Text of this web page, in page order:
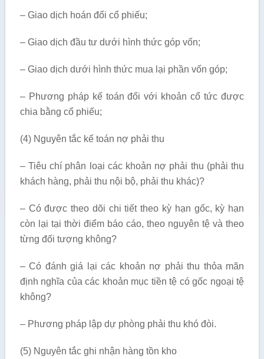
– Giao dịch hoán đổi cổ phiếu;
– Giao dịch đầu tư dưới hình thức góp vốn;
– Giao dịch dưới hình thức mua lại phần vốn góp;
– Phương pháp kế toán đối với khoản cổ tức được
chia bằng cổ phiếu;
(4) Nguyên tắc kế toán nợ phải thu
– Tiêu chí phân loại các khoản nợ phải thu (phải thu
khách hàng, phải thu nội bộ, phải thu khác)?
– Có được theo dõi chi tiết theo kỳ hạn gốc, kỳ hạn
còn lại tại thời điểm báo cáo, theo nguyên tệ và theo
từng đối tượng không?
– Có đánh giá lại các khoản nợ phải thu thỏa mãn
định nghĩa của các khoản mục tiền tệ có gốc ngoại tệ
không?
– Phương pháp lập dự phòng phải thu khó đòi.
(5) Nguyên tắc ghi nhận hàng tồn kho